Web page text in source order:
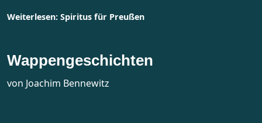
Weiterlesen: Spiritus für Preußen
Wappengeschichten
von Joachim Bennewitz